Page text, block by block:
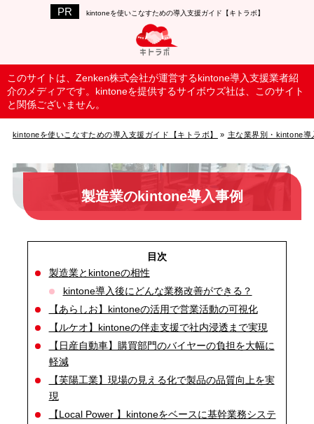
kintoneを使いこなすための導入支援ガイド【キトラボ】
このサイトは、Zenken株式会社が運営するkintone導入支援業者紹
介のメディアです。kintoneを提供するサイボウズ社は、このサイト
と関係ございません。
kintoneを使いこなすための導入支援ガイド【キトラボ】 » 主な業界別・kintone導
製造業のkintone導入事例
製造業とkintoneの相性
kintone導入後にどんな業務改善ができる？
【あらしお】kintoneの活用で営業活動の可視化
【ルケオ】kintoneの伴走支援で社内浸透まで実現
【日産自動車】購買部門のバイヤーの負担を大幅に
軽減
【芙陽工業】現場の見える化で製品の品質向上を実
現
【Local Power 】kintoneをベースに基幹業務システ